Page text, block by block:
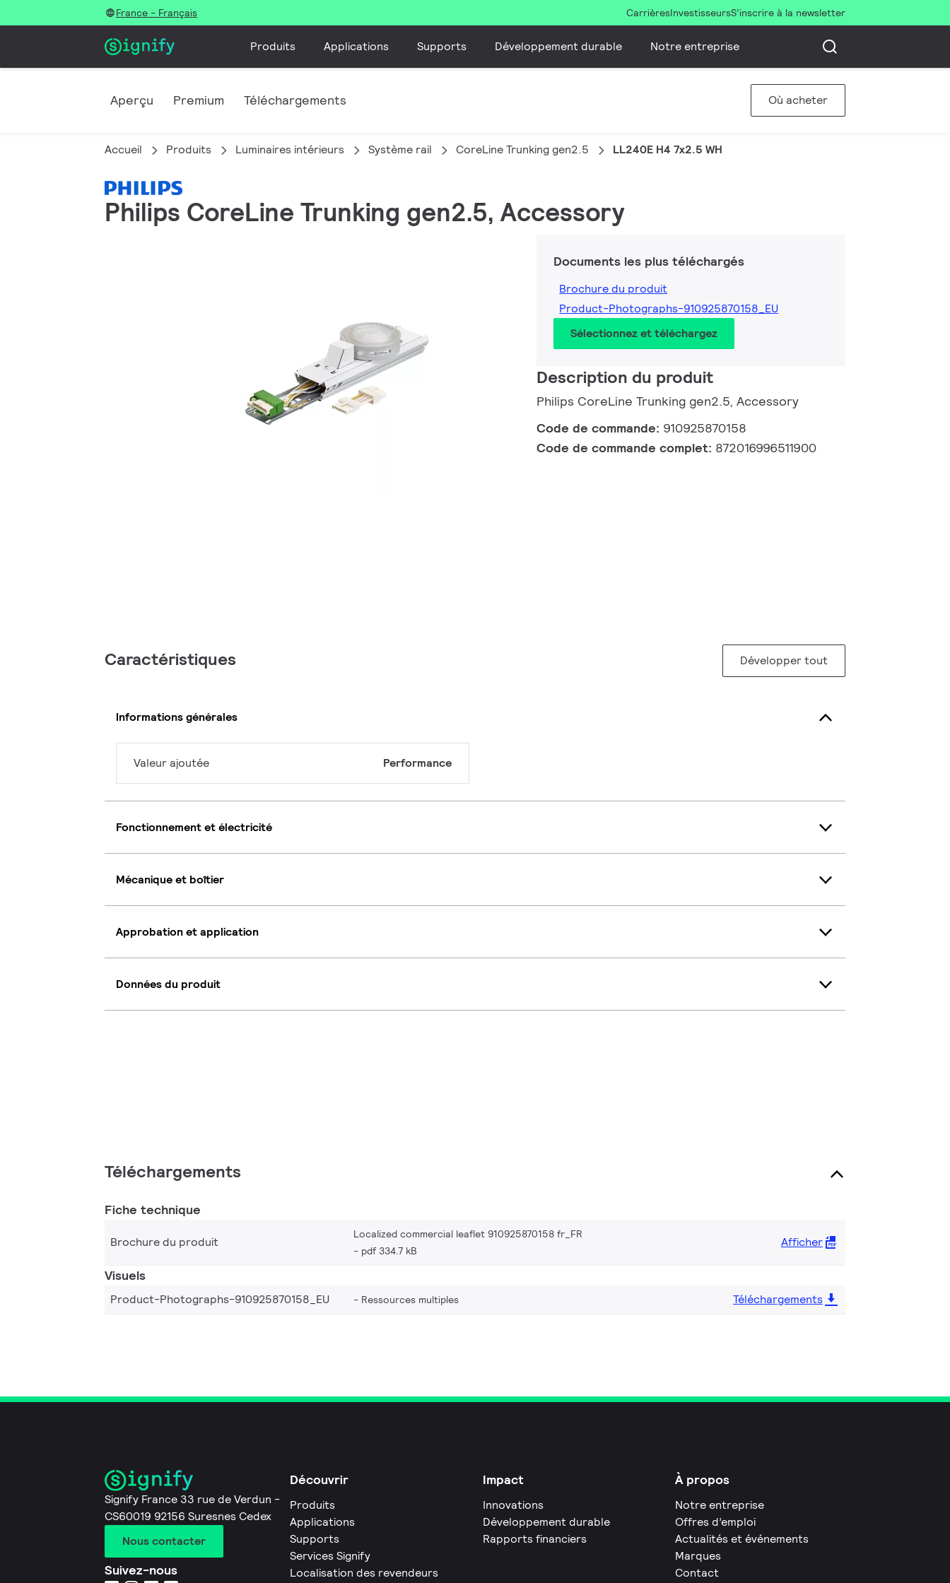
France - Français CarrièresInvestisseursS’inscrire à la newsletter
Produits Applications Supports Développement durable Notre entreprise
Aperçu Premium Téléchargements Où acheter
Accueil Produits Luminaires intérieurs Système rail CoreLine Trunking gen2.5 LL240E H4 7x2.5 WH
Philips CoreLine Trunking gen2.5, Accessory
Documents les plus téléchargés
Brochure du produit
Product-Photographs-910925870158_EU
Sélectionnez et téléchargez
Description du produit
Philips CoreLine Trunking gen2.5, Accessory
Code de commande: 910925870158
Code de commande complet: 872016996511900
Caractéristiques Développer tout
Informations générales
Valeur ajoutée Performance
Fonctionnement et électricité
Mécanique et boîtier
Approbation et application
Données du produit
Téléchargements
Fiche technique
Brochure du produit
Localized commercial leaflet 910925870158 fr_FR
pdf 334.7 kB
Afficher
Visuels
Product-Photographs-910925870158_EU Ressources multiples Téléchargements
Signify France 33 rue de Verdun -
CS60019 92156 Suresnes Cedex
Nous contacter
Suivez-nous
Découvrir
Produits
Applications
Supports
Services Signify
Localisation des revendeurs
Impact
Innovations
Développement durable
Rapports financiers
À propos
Notre entreprise
Offres d’emploi
Actualités et événements
Marques
Contact